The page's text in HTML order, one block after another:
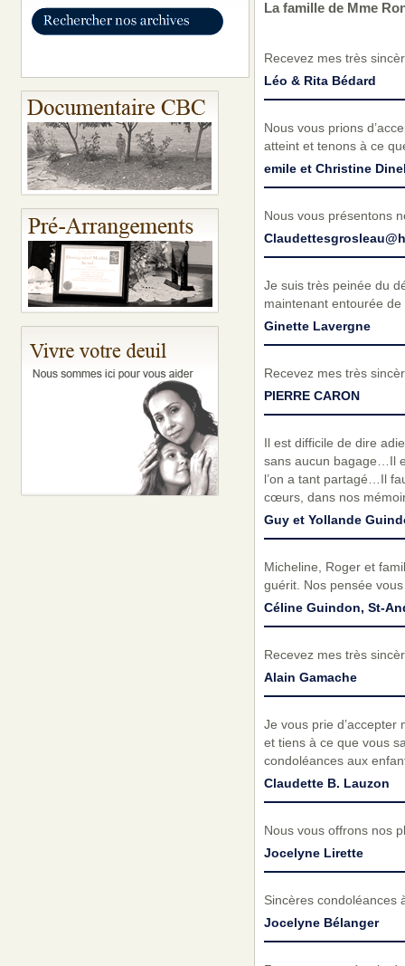
La famille de Mme
Recevez mes très
Léo & Rita Bédard
Nous vous prions
atteint et tenons à ce
emile et Christine
Nous vous présentons
Je suis très peinée du
maintenant entourée
Ginette Lavergne
Recevez mes très
PIERRE CARON
Il est difficile de dire
sans aucun bagage…Il
l’on a tant partagé…Il
cœurs, dans nos
Guy et Yollande
Micheline, Roger et
guérit. Nos pensée
Céline Guindon, St-
Recevez mes très
Alain Gamache
Je vous prie
et tiens à ce que vous
condoléances aux
Claudette B. Lauzon
Nous vous offrons nos
Jocelyne Lirette
Sincères condoléances
Jocelyne Bélanger